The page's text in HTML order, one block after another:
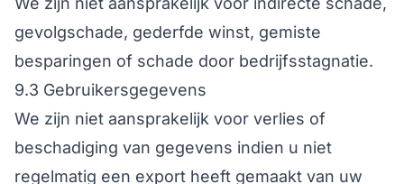
gevolgschade, gederfde winst, gemiste
besparingen of schade door bedrijfsstagnatie.
9.3 Gebruikersgegevens
We zijn niet aansprakelijk voor verlies of
beschadiging van gegevens indien u niet
regelmatig een export heeft gemaakt van uw